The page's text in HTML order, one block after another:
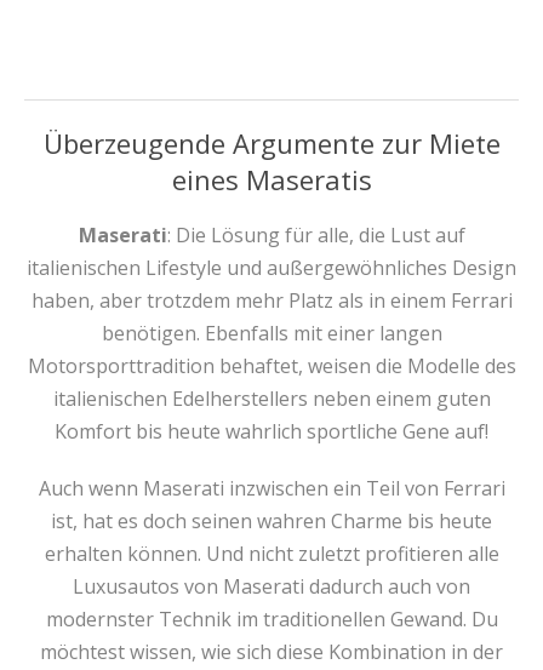
Überzeugende Argumente zur Miete
eines Maseratis
Maserati: Die Lösung für alle, die Lust auf
italienischen Lifestyle und außergewöhnliches Design
haben, aber trotzdem mehr Platz als in einem Ferrari
benötigen. Ebenfalls mit einer langen
Motorsporttradition behaftet, weisen die Modelle des
italienischen Edelherstellers neben einem guten
Komfort bis heute wahrlich sportliche Gene auf!
Auch wenn Maserati inzwischen ein Teil von Ferrari
ist, hat es doch seinen wahren Charme bis heute
erhalten können. Und nicht zuletzt profitieren alle
Luxusautos von Maserati dadurch auch von
modernster Technik im traditionellen Gewand. Du
möchtest wissen, wie sich diese Kombination in der